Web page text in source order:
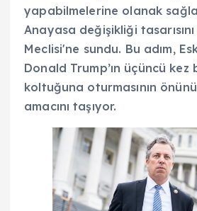
yapabilmelerine olanak
Anayasa değişikliği
Meclisi'ne sundu. Bu adım,
Donald Trump’ın üçüncü kez
koltuğuna oturmasının
amacını taşıyor.